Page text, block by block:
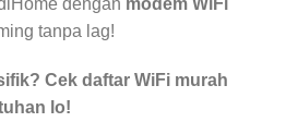
tanpa lag!
Cek daftar WiFi murah
lo!